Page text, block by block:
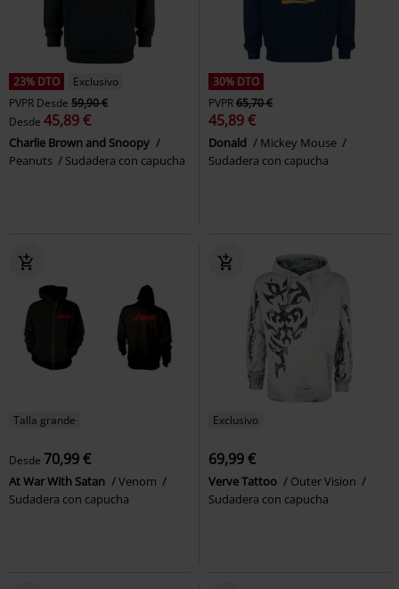
23% DTO
Exclusivo
PVPR Desde 59,90 €
Desde 45,89 €
Charlie Brown and Snoopy
Peanuts
Sudadera con capucha
30% DTO
PVPR65,70 €
45,89 €
Donald
Mickey Mouse
Sudadera con capucha
Talla grande
Desde 70,99 €
At War With Satan
Venom
Sudadera con capucha
Exclusivo
69,99 €
Verve Tattoo
Outer Vision
Sudadera con capucha